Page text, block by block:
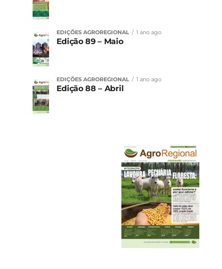
EDIÇÕES AGROREGIONAL 1 ano ago
Edição 89 – Maio
EDIÇÕES AGROREGIONAL 1 ano ago
Edição 88 – Abril